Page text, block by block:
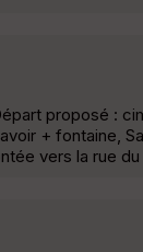
proposé :
+ fontaine,
vers la rue du